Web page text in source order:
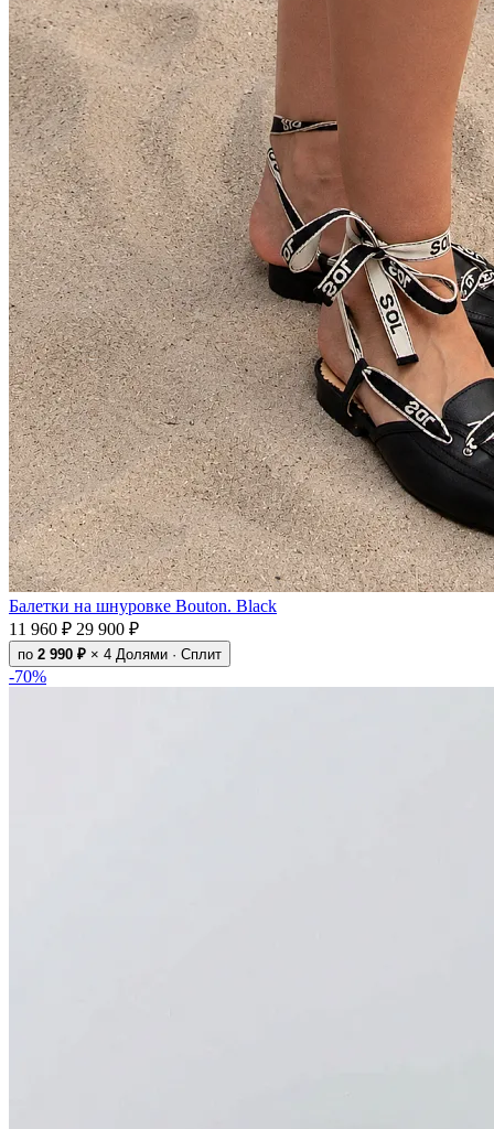
Балетки на шнуровке Bouton. Black
11 960 ₽ 29 900 ₽
по 2 990 ₽ × 4 Долями · Сплит
-70%